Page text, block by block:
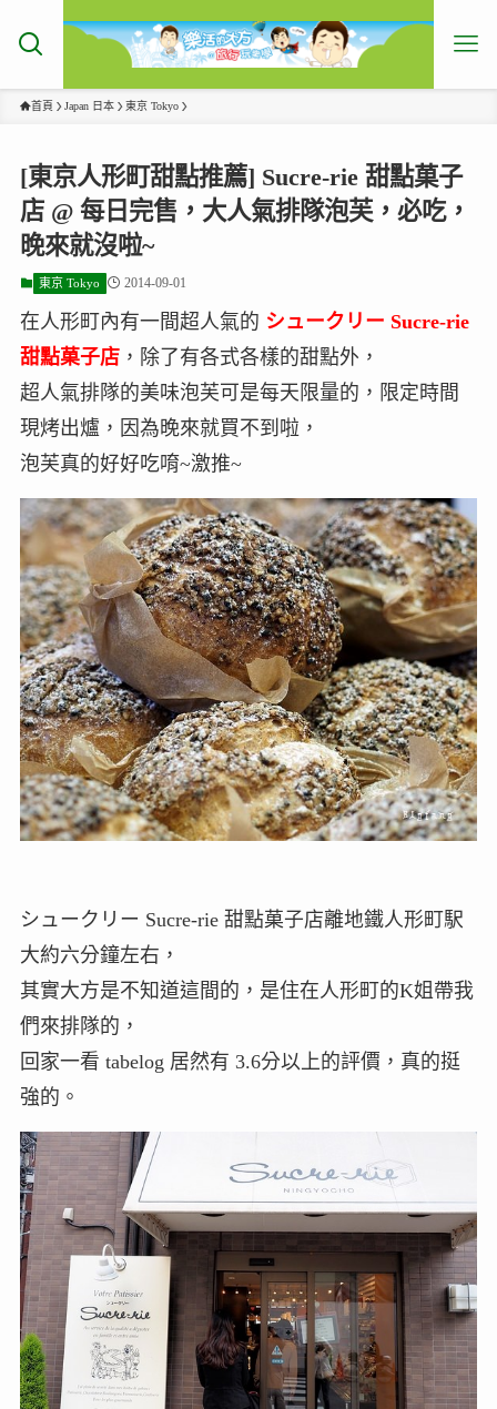
首頁 Japan 日本 東京 Tokyo
[東京人形町甜點推薦] Sucre-rie 甜點菓子
店 @ 每日完售，大人氣排隊泡芙，必吃，
晚來就沒啦~
東京 Tokyo 2014-09-01
在人形町內有一間超人氣的 シュークリー Sucre-rie
甜點菓子店，除了有各式各樣的甜點外，
超人氣排隊的美味泡芙可是每天限量的，限定時間
現烤出爐，因為晚來就買不到啦，
泡芙真的好好吃唷~激推~
シュークリー Sucre-rie 甜點菓子店離地鐵人形町駅
大約六分鐘左右，
其實大方是不知道這間的，是住在人形町的K姐帶我
們來排隊的，
回家一看 tabelog 居然有 3.6分以上的評價，真的挺
強的。